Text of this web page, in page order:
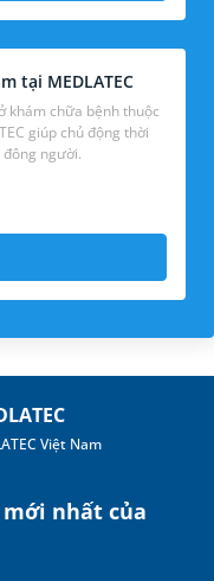
tại MEDLATEC
khám chữa bệnh thuộc
giúp chủ động thời
chế tiếp xúc đông người.
Việt Nam
nhất của